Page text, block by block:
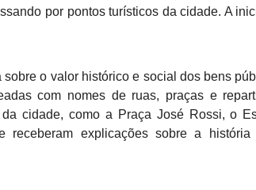
por pontos turísticos da cidade. A
o valor histórico e social dos bens
com nomes de ruas, praças e
cidade, como a Praça José Rossi, o
receberam explicações sobre a